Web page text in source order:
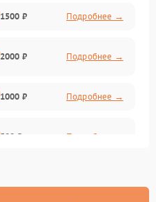
1500 ₽ Подробнее →
2000 ₽ Подробнее →
1000 ₽ Подробнее →
500 ₽ Подробнее →